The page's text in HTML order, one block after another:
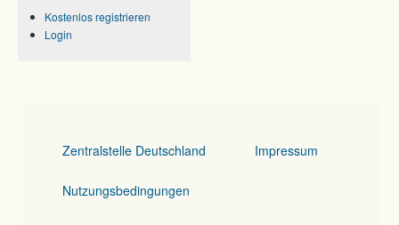
Kostenlos registrieren
Login
Zentralstelle Deutschland Impressum
Nutzungsbedingungen